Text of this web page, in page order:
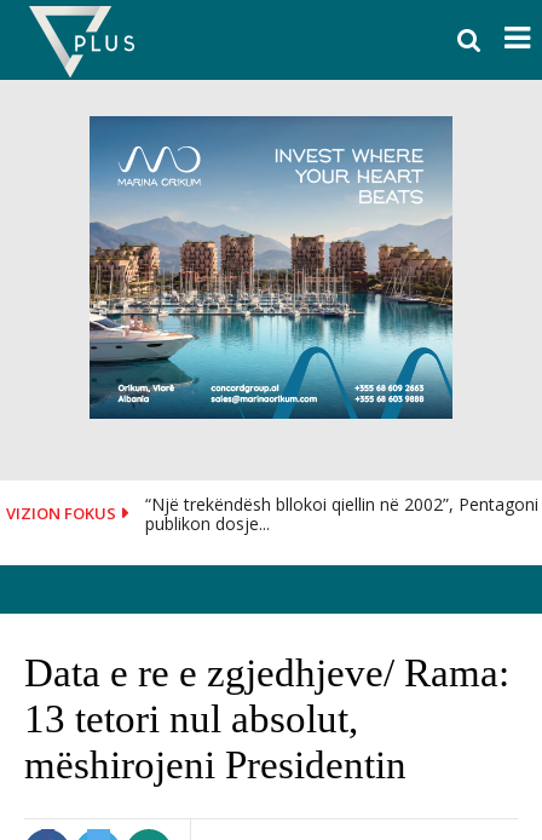
Skip
content
VIZION FOKUS
“Një trekëndësh bllokoi qiellin në 2002”, Pentagoni
publikon dosje...
Data e re e zgjedhjeve/ Rama:
13 tetori nul absolut,
mëshirojeni Presidentin